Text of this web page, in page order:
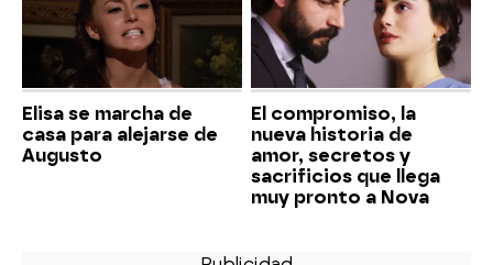
Elisa se marcha de
casa para alejarse de
Augusto
El compromiso, la
nueva historia de
amor, secretos y
sacrificios que llega
muy pronto a Nova